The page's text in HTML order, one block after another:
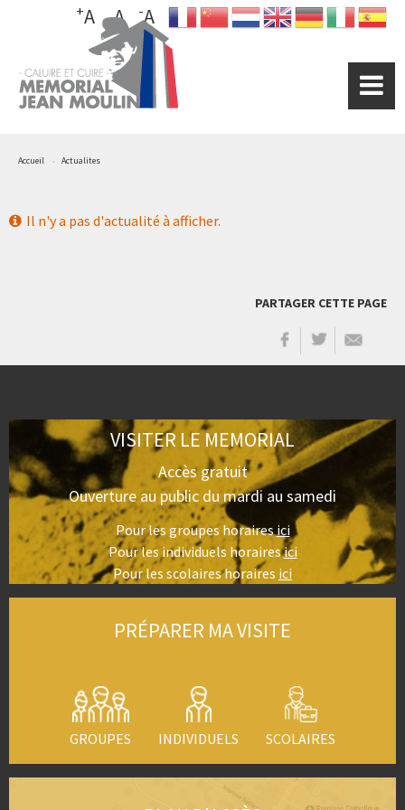
principal
-A
A
+A
Accueil Actualites
Il n'y a pas d'actualité à afficher.
PARTAGER CETTE PAGE
VISITER LE MEMORIAL
Accès gratuit
Ouverture au public du mardi au samedi
Pour les groupes horairesici
Pour les individuels horairesici
Pour les scolaires horaires ici
PRÉPARER MA VISITE
GROUPES INDIVIDUELS SCOLAIRES